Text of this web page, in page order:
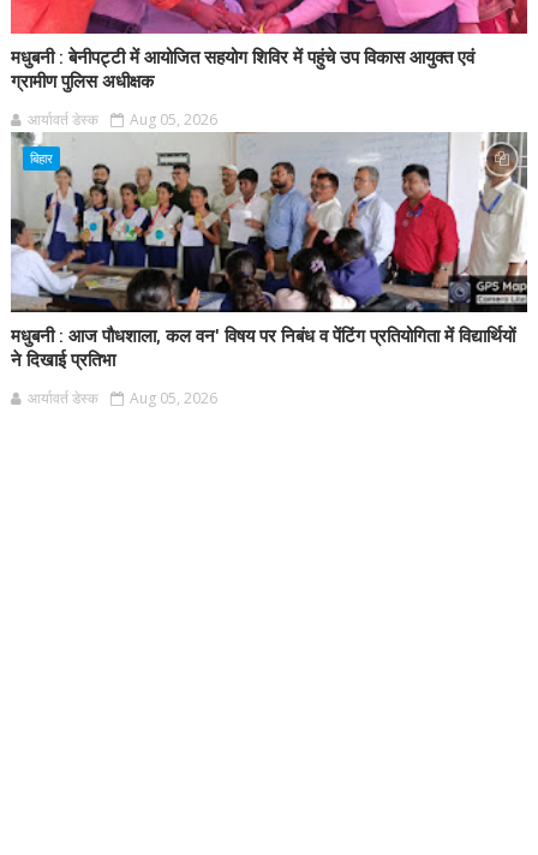
मधुबनी : बेनीपट्टी में आयोजित सहयोग शिविर में पहुंचे उप विकास आयुक्त एवं
ग्रामीण पुलिस अधीक्षक
आर्यावर्त डेस्क Aug 05, 2026
बिहार
मधुबनी : आज पौधशाला, कल वन' विषय पर निबंध व पेंटिंग प्रतियोगिता में विद्यार्थियों
ने दिखाई प्रतिभा
आर्यावर्त डेस्क Aug 05, 2026